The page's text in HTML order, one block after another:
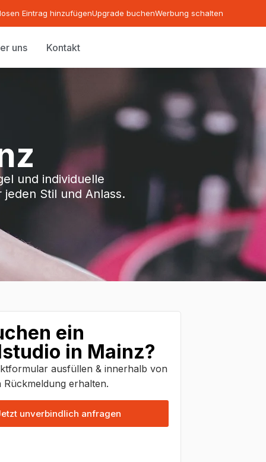
Eintrag hinzufügenUpgrade buchenWerbung schalten
uns Kontakt
und individuelle
Stil und Anlass.
ein
in Mainz?
ausfüllen & innerhalb von
Rückmeldung erhalten.
unverbindlich anfragen